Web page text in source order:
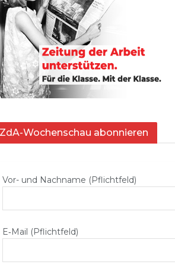
ZdA-Wochenschau abonnieren
Vor- und Nachname (Pflichtfeld)
E‑Mail (Pflichtfeld)